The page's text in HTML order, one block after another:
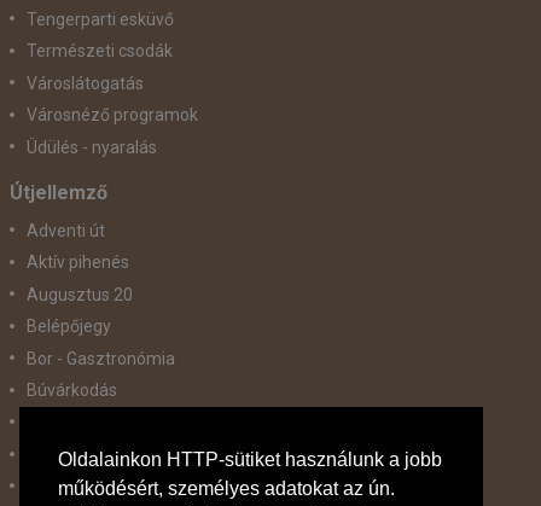
Oldalainkon HTTP-sütiket használunk a jobb
működésért, személyes adatokat az ún.
Tengerparti esküvő
Természeti csodák
Városlátogatás
Városnéző programok
Üdülés - nyaralás
Útjellemző
Adventi út
Aktív pihenés
Augusztus 20
Belépőjegy
Bor - Gasztronómia
Búvárkodás
Csillagtúra
Csoportos út